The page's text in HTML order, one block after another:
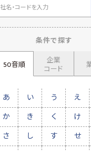
条件で探す
50音順
企業
コード
あ い う え
か き く け
さ し す せ